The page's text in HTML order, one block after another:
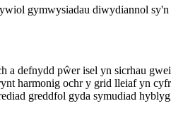
gymwysiadau diwydiannol
a defnydd pŵer isel yn sicrhau
harmonig ochr y grid lleiaf yn
greddfol gyda symudiad